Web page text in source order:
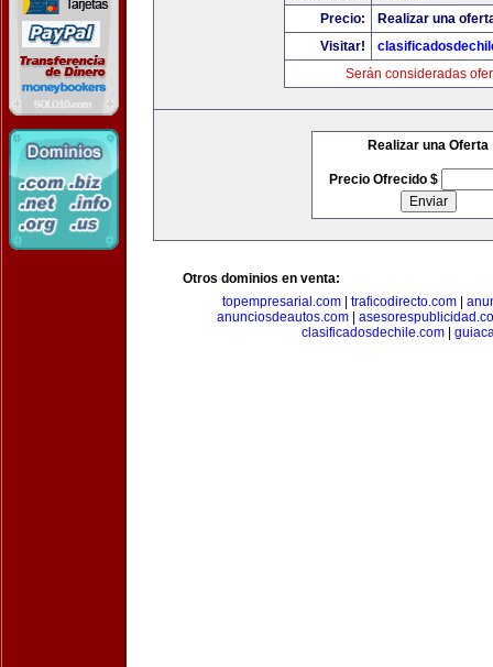
Precio:
Realizar una
Visitar!
Serán consideradas
Realizar una Oferta
Precio Ofrecido $
Otros dominios en venta:
topempresarial.com
traficodirecto.com
anunciosdeautos.com|
clasificadosdechile.com|